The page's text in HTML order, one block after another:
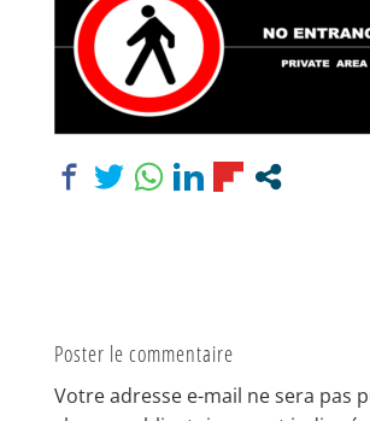
Poster le commentaire
Votre adresse e-mail ne sera pas